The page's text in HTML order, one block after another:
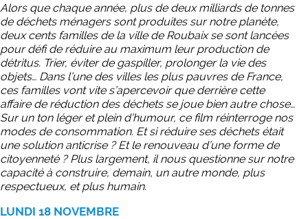
Alors que chaque année, plus de deux milliards de tonnes
de déchets ménagers sont produites sur notre planète,
deux cents familles de la ville de Roubaix se sont lancées
pour défi de réduire au maximum leur production de
détritus. Trier, éviter de gaspiller, prolonger la vie des
objets… Dans l’une des villes les plus pauvres de France,
ces familles vont vite s’apercevoir que derrière cette
affaire de réduction des déchets se joue bien autre chose…
Sur un ton léger et plein d’humour, ce film réinterroge nos
modes de consommation. Et si réduire ses déchets était
une solution anticrise ? Et le renouveau d’une forme de
citoyenneté ? Plus largement, il nous questionne sur notre
capacité à construire, demain, un autre monde, plus
respectueux, et plus humain.
LUNDI 18 NOVEMBRE